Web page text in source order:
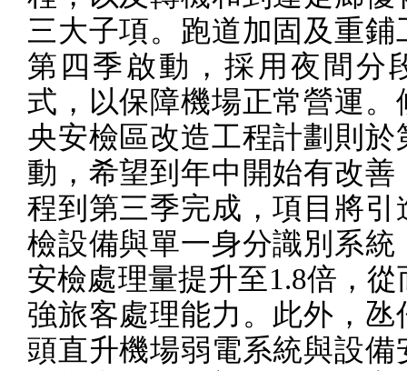
三大子項。跑道加固及重鋪
第四季啟動，採用夜間分
式，以保障機場正常營運。
央安檢區改造工程計劃則於
動，希望到年中開始有改善
程到第三季完成，項目將引
檢設備與單一身分識別系統
安檢處理量提升至1.8倍，從
強旅客處理能力。此外，氹
頭直升機場弱電系統與設備